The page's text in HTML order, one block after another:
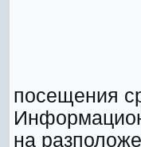
посещения
на